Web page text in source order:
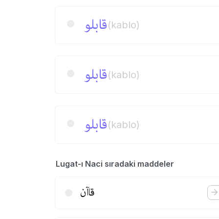
قابلو(kablo)
قابلو(kablo)
قابلو(kablo)
Lugat-ı Naci sıradaki maddeler
قاآن